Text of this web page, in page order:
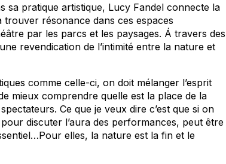
sa pratique artistique, Lucy Fandel connecte la
résonance dans ces espaces
par les parcs et les paysages. Á travers des
revendication de l’intimité entre la nature et
comme celle-ci, on doit mélanger l’esprit
mieux comprendre quelle est la place de la
Ce que je veux dire c’est que si on
discuter l’aura des performances, peut être
elles, la nature est la fin et le